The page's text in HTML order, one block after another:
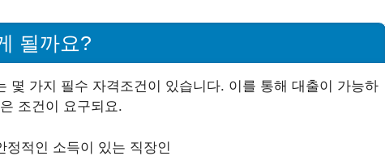
될까요?
몇 가지 필수 자격조건이 있습니다. 이를 통해 대출이 가능하
조건이 요구되요.
정적인 소득이 있는 직장인